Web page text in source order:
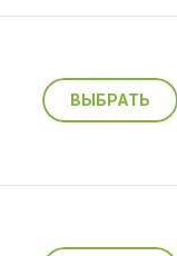
ВЫБРАТЬ